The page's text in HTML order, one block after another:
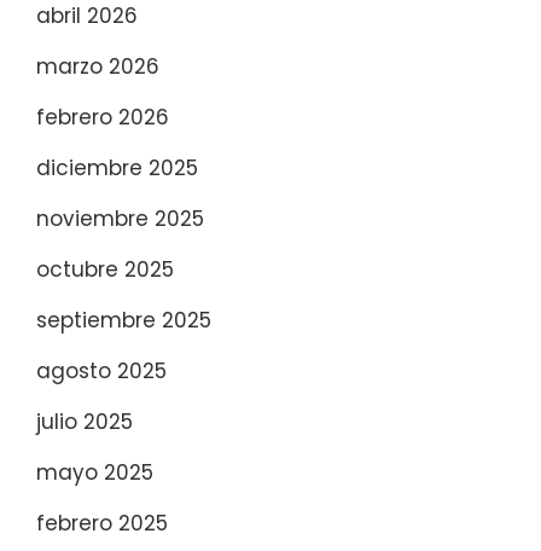
abril 2026
marzo 2026
febrero 2026
diciembre 2025
noviembre 2025
octubre 2025
septiembre 2025
agosto 2025
julio 2025
mayo 2025
febrero 2025